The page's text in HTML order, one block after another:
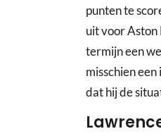
punten te
uit voor
termijn een
misschien
dat hij de